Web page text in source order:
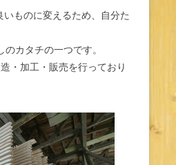
ものに変えるため、自分た
カタチの一つです。
・加工・販売を行っており